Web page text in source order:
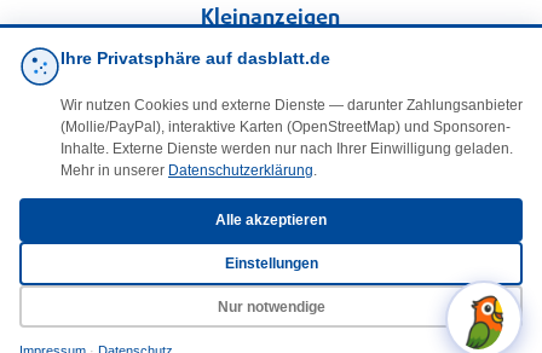
Kleinanzeigen
Folgen Sie uns!
facebook
E-Mail
Ihre Privatsphäre auf dasblatt.de
Wir nutzen Cookies und externe Dienste — darunter Zahlungsanbieter
(Mollie/PayPal), interaktive Karten (OpenStreetMap) und Sponsoren-
Inhalte. Externe Dienste werden nur nach Ihrer Einwilligung geladen.
Mehr in unserer Datenschutzerklärung.
Alle akzeptieren
Einstellungen
Nur notwendige